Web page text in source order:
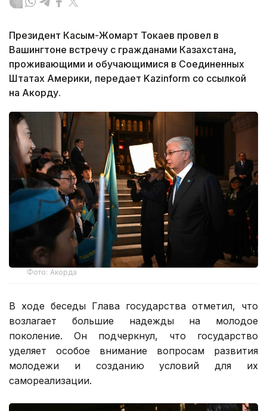
Президент Касым-Жомарт Токаев провел в
Вашингтоне встречу с гражданами Казахстана,
проживающими и обучающимися в Соединенных
Штатах Америки, передает Kazinform со ссылкой
на Акорду.
Фото: Акорда
В ходе беседы Глава государства отметил, что
возлагает большие надежды на молодое
поколение. Он подчеркнул, что государство
уделяет особое внимание вопросам развития
молодежи и созданию условий для их
самореализации.